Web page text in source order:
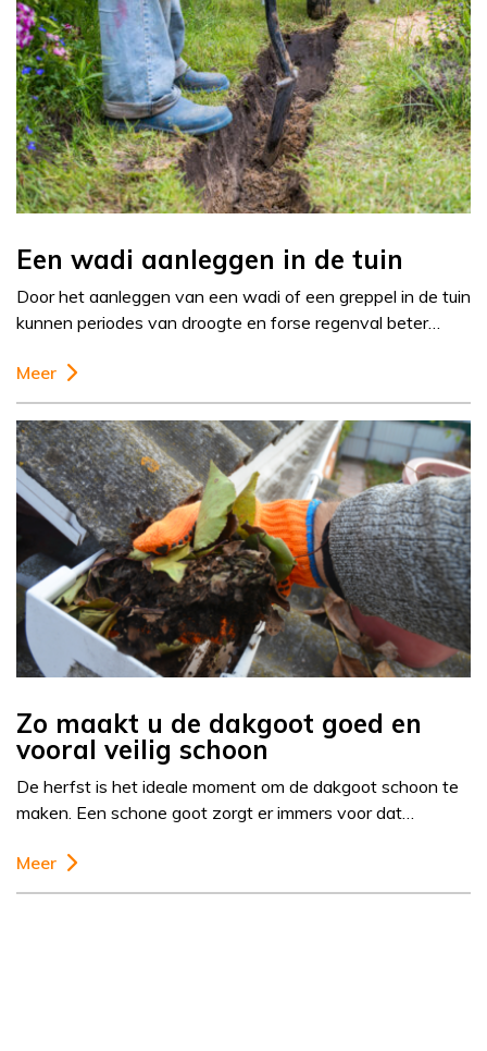
Een wadi aanleggen in de tuin
Door het aanleggen van een wadi of een greppel in de tuin
kunnen periodes van droogte en forse regenval beter…
Meer
Zo maakt u de dakgoot goed en
vooral veilig schoon
De herfst is het ideale moment om de dakgoot schoon te
maken. Een schone goot zorgt er immers voor dat…
Meer